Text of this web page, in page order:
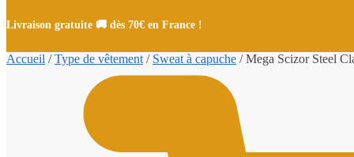
Livraison gratuite 🚚 dès 70€ en France !
Accueil /Type de vêtement / Sweat à capuche /Mega Scizor Steel